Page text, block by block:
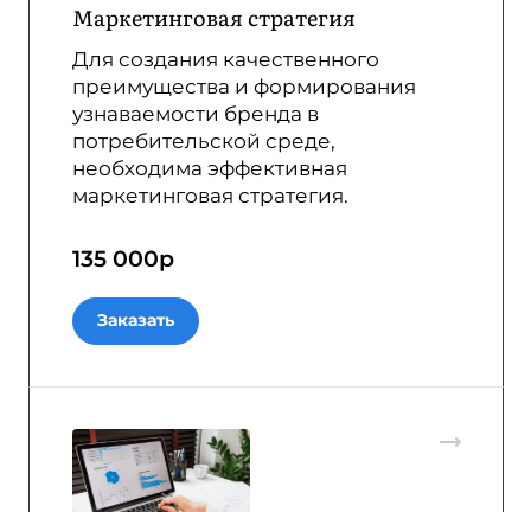
Маркетинговая стратегия
Для создания качественного
преимущества и формирования
узнаваемости бренда в
потребительской среде,
необходима эффективная
маркетинговая стратегия.
135 000р
Заказать